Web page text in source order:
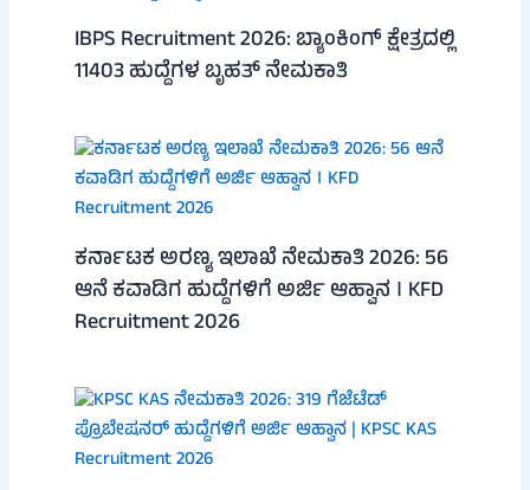
IBPS Recruitment 2026: ಬ್ಯಾಂಕಿಂಗ್ ಕ್ಷೇತ್ರದಲ್ಲಿ
11403 ಹುದ್ದೆಗಳ ಬೃಹತ್ ನೇಮಕಾತಿ
ಕರ್ನಾಟಕ ಅರಣ್ಯ ಇಲಾಖೆ ನೇಮಕಾತಿ 2026: 56
ಆನೆ ಕವಾಡಿಗ ಹುದ್ದೆಗಳಿಗೆ ಅರ್ಜಿ ಆಹ್ವಾನ । KFD
Recruitment 2026